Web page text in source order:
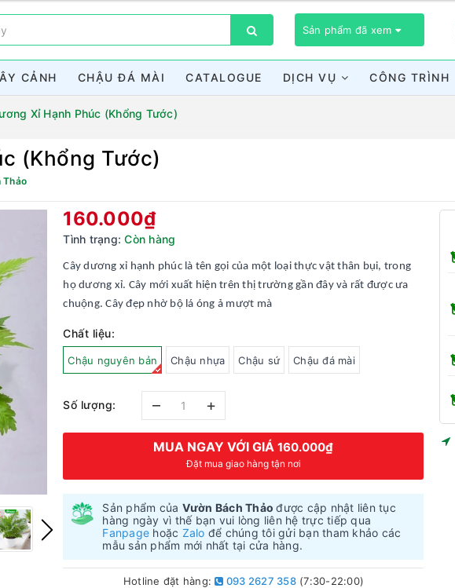
Sản phẩm đã xem
CẢNH CHẬU ĐÁ MÀI CATALOGUE DỊCH VỤ CÔNG TRÌNH
Xỉ Hạnh Phúc (Khổng Tước)
(Khổng Tước)
Thảo
160.000₫
Tình trạng: Còn hàng
Cây dương xỉ hạnh phúc là tên gọi của một loại thực vật thân bụi, trong
họ dương xỉ. Cây mới xuất hiện trên thị trường gần đây và rất được ưa
chuộng. Cây đẹp nhờ bộ lá óng ả mượt mà
Chất liệu:
Chậu nguyên bản Chậu nhựa Chậu sứ Chậu đá mài
Số lượng: – +
MUA NGAY VỚI GIÁ160.000₫
Đặt mua giao hàng tận nơi
Sản phẩm của Vườn Bách Thảođược cập nhật liên tục
hàng ngày vì thế bạn vui lòng liên hệ trực tiếp qua
Fanpage hoặc Zalo để chúng tôi gửi bạn tham khảo các
mẫu sản phẩm mới nhất tại cửa hàng.
Hotline đặt hàng: 093 2627 358(7:30-22:00)